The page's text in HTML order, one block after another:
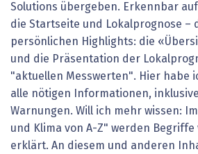
Solutions übergeben. Erkennbar
die Startseite und Lokalprognose –
persönlichen Highlights: die
und die Präsentation der
"aktuellen Messwerten". Hier habe
alle nötigen Informationen,
Warnungen. Will ich mehr wissen:
und Klima von A-Z" werden Begriffe
erklärt. An diesem und anderen